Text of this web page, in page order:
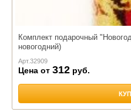
Комплект подарочный
новогодний)
Арт.32909
Цена от 312 руб.